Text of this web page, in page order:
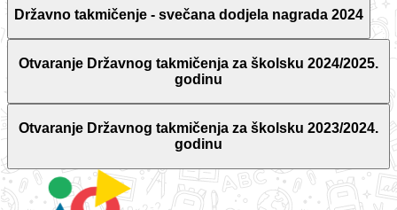
Državno takmičenje - svečana dodjela nagrada 2024
Otvaranje Državnog takmičenja za školsku 2024/2025.
godinu
Otvaranje Državnog takmičenja za školsku 2023/2024.
godinu